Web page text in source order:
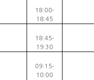
18:00-
18:45
18:45-
19:30
09:15-
10:00